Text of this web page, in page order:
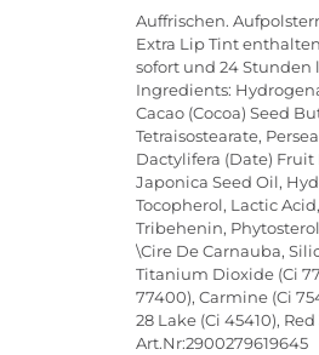
Auffrischen.
Extra Lip Tint
sofort und 24
Ingredients:
Cacao (Cocoa) Seed
Tetraisostearate,
Dactylifera (Date) Fruit
Japonica Seed Oil,
Tocopherol, Lactic
Tribehenin,
\Cire De Carnauba,
Titanium Dioxide (Ci
77400), Carmine (Ci
28 Lake (Ci 45410),
Art.Nr:2900279619645